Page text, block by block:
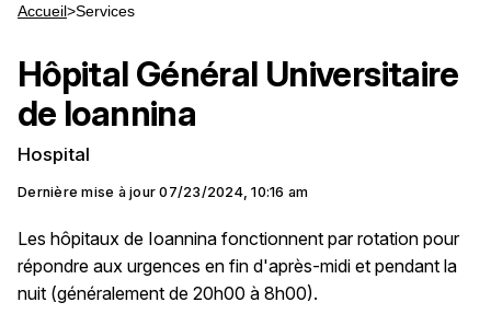
Accueil>Services
Hôpital Général Universitaire
de Ioannina
Hospital
Dernière mise à jour 07/23/2024, 10:16 am
Les hôpitaux de Ioannina fonctionnent par rotation pour
répondre aux urgences en fin d'après-midi et pendant la
nuit (généralement de 20h00 à 8h00).